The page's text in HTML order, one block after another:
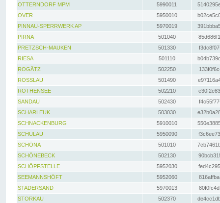
OTTERNDORF MPM
5990011
OVER
5950010
PINNAU-SPERRWERK AP
5970019
PIRNA
501040
PRETZSCH-MAUKEN
501330
RIESA
501110
ROGÄTZ
502250
ROSSLAU
501490
ROTHENSEE
502210
SANDAU
502430
SCHARLEUK
503030
SCHNACKENBURG
5910010
SCHULAU
5950090
SCHÖNA
501010
SCHÖNEBECK
502130
SCHÖPFSTELLE
5952030
SEEMANNSHÖFT
5952060
STADERSAND
5970013
STORKAU
502370